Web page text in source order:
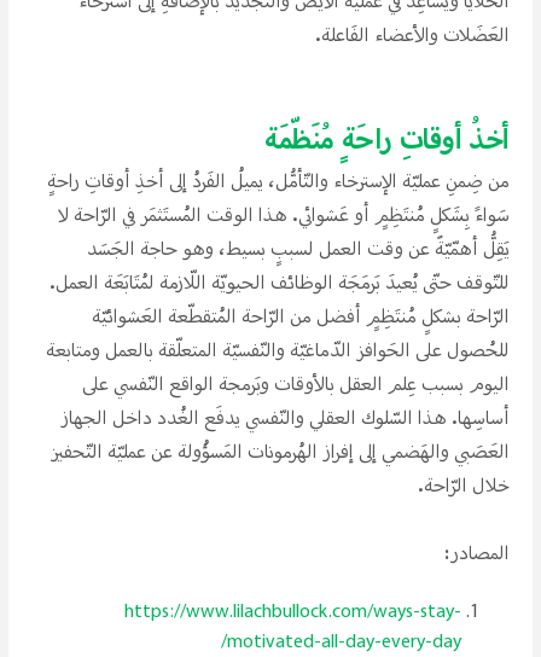
العَضَلات والأعضاء الفَاعلة.
أخذُ أوقاتِ راحَةِِ مُنَظّمَة
من ضِمنِ عمليّة الإسترخاء والتّأمُّل، يميلُ الفَردُ إلى أخذِ أوقاتِ راحةِِ
سَواءََ بِشَكلِِ مُنتَظِمِِ أو عَشوائي. هذا الوقت المُستَثمَر في الرّاحة لا
يَقِلُّ أهمّيّةََ عن وقت العمل لسببِِ بسيط، وهو حاجة الجَسَد
للتّوقف حتّى يُعيدَ بَرمَجَة الوظائف الحيويّة اللّازمة لمُتَابَعَة العمل.
الرّاحة بشكلِِ مُنتَظِمِِ أفضل من الرّاحة المُتقطّعة العَشوائيّة
للحُصول على الحَوافز الدّماغيّة والنّفسيّة المتعلّقة بالعمل ومتابعة
اليوم بسبب عِلم العقل بالأوقات وبَرمجة الواقع النّفسي على
أساسِها. هذا السّلوك العقلي والنّفسي يدفَع الغُدد داخل الجهاز
العَصَبي والهَضمي إلى إفراز الهُرمونات المَسؤُولة عن عمليّة التّحفيز
خلال الرّاحة.
المصادر:
https://www.lilachbullock.com/ways-stay-
motivated-all-day-every-day/